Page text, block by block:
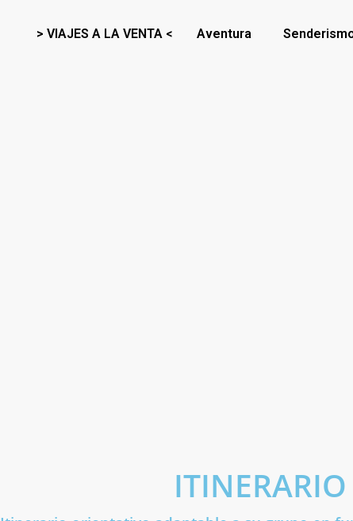
> VIAJES A LA VENTA < Aventura
ITINERARIO